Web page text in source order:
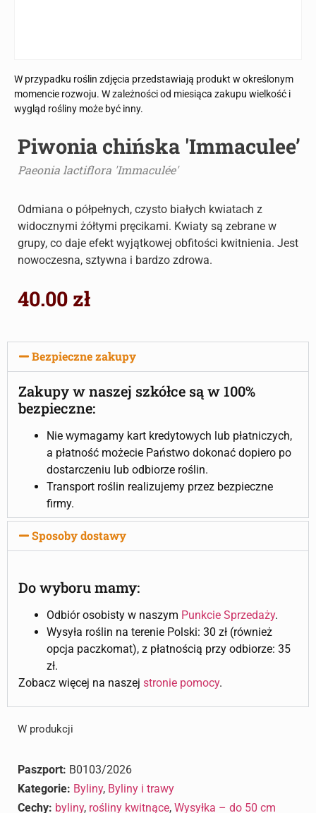
W przypadku roślin zdjęcia przedstawiają produkt w określonym
momencie rozwoju. W zależności od miesiąca zakupu wielkość i
wygląd rośliny może być inny.
Piwonia chińska 'Immaculee’
Paeonia lactiflora 'Immaculée'
Odmiana o półpełnych, czysto białych kwiatach z
widocznymi żółtymi pręcikami. Kwiaty są zebrane w
grupy, co daje efekt wyjątkowej obfitości kwitnienia. Jest
nowoczesna, sztywna i bardzo zdrowa.
40.00 zł
Bezpieczne zakupy
Zakupy w naszej szkółce są w 100%
bezpieczne:
Nie wymagamy kart kredytowych lub płatniczych,
a płatność możecie Państwo dokonać dopiero po
dostarczeniu lub odbiorze roślin.
Transport roślin realizujemy przez bezpieczne
firmy.
Sposoby dostawy
Do wyboru mamy:
Odbiór osobisty w naszym Punkcie Sprzedaży.
Wysyła roślin na terenie Polski: 30 zł (również
opcja paczkomat), z płatnością przy odbiorze: 35
zł.
Zobacz więcej na naszej stronie pomocy.
W produkcji
Paszport: B0103/2026
Kategorie: Byliny, Byliny i trawy
Cechy: byliny, rośliny kwitnące, Wysyłka – do 50 cm